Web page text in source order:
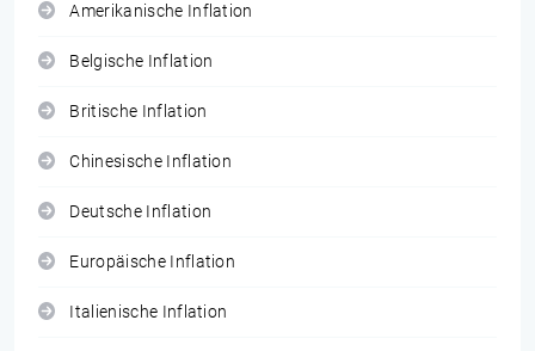
Amerikanische Inflation
Belgische Inflation
Britische Inflation
Chinesische Inflation
Deutsche Inflation
Europäische Inflation
Italienische Inflation